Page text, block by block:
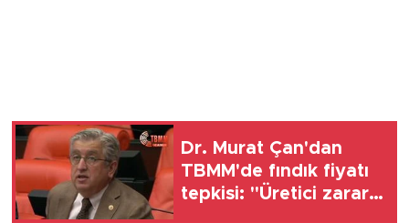
Dr. Murat Çan'dan
TBMM'de fındık fiyatı
tepkisi: "Üretici zarara